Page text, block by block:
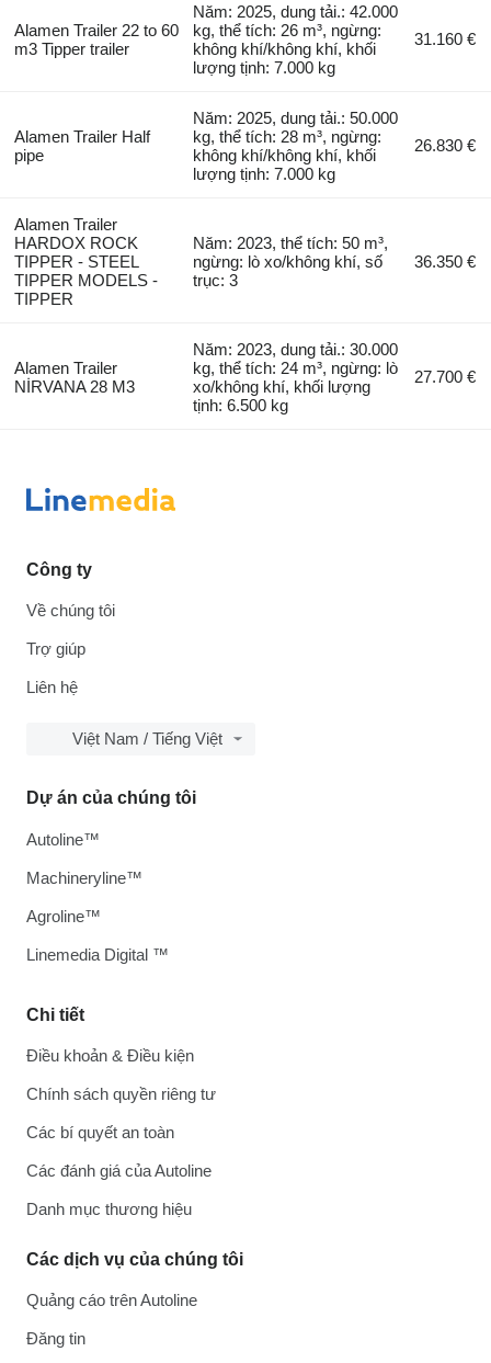
Alamen Trailer 22 to 60
m3 Tipper trailer
Năm: 2025, dung tải.: 42.000
kg, thể tích: 26 m³, ngừng:
không khí/không khí, khối
lượng tịnh: 7.000 kg
31.160 €
Alamen Trailer Half
pipe
Năm: 2025, dung tải.: 50.000
kg, thể tích: 28 m³, ngừng:
không khí/không khí, khối
lượng tịnh: 7.000 kg
26.830 €
Alamen Trailer
HARDOX ROCK
TIPPER - STEEL
TIPPER MODELS -
TIPPER
Năm: 2023, thể tích: 50 m³,
ngừng: lò xo/không khí, số
trục: 3
36.350 €
Alamen Trailer
NİRVANA 28 M3
Năm: 2023, dung tải.: 30.000
kg, thể tích: 24 m³, ngừng: lò
xo/không khí, khối lượng
tịnh: 6.500 kg
27.700 €
Công ty
Về chúng tôi
Trợ giúp
Liên hệ
Việt Nam / Tiếng Việt
Chi tiết
Điều khoản & Điều kiện
Chính sách quyền riêng tư
Các bí quyết an toàn
Các đánh giá của Autoline
Danh mục thương hiệu
Các dịch vụ của chúng tôi
Quảng cáo trên Autoline
Đăng tin
Dự án của chúng tôi
Autoline™
Machineryline™
Agroline™
Linemedia Digital ™